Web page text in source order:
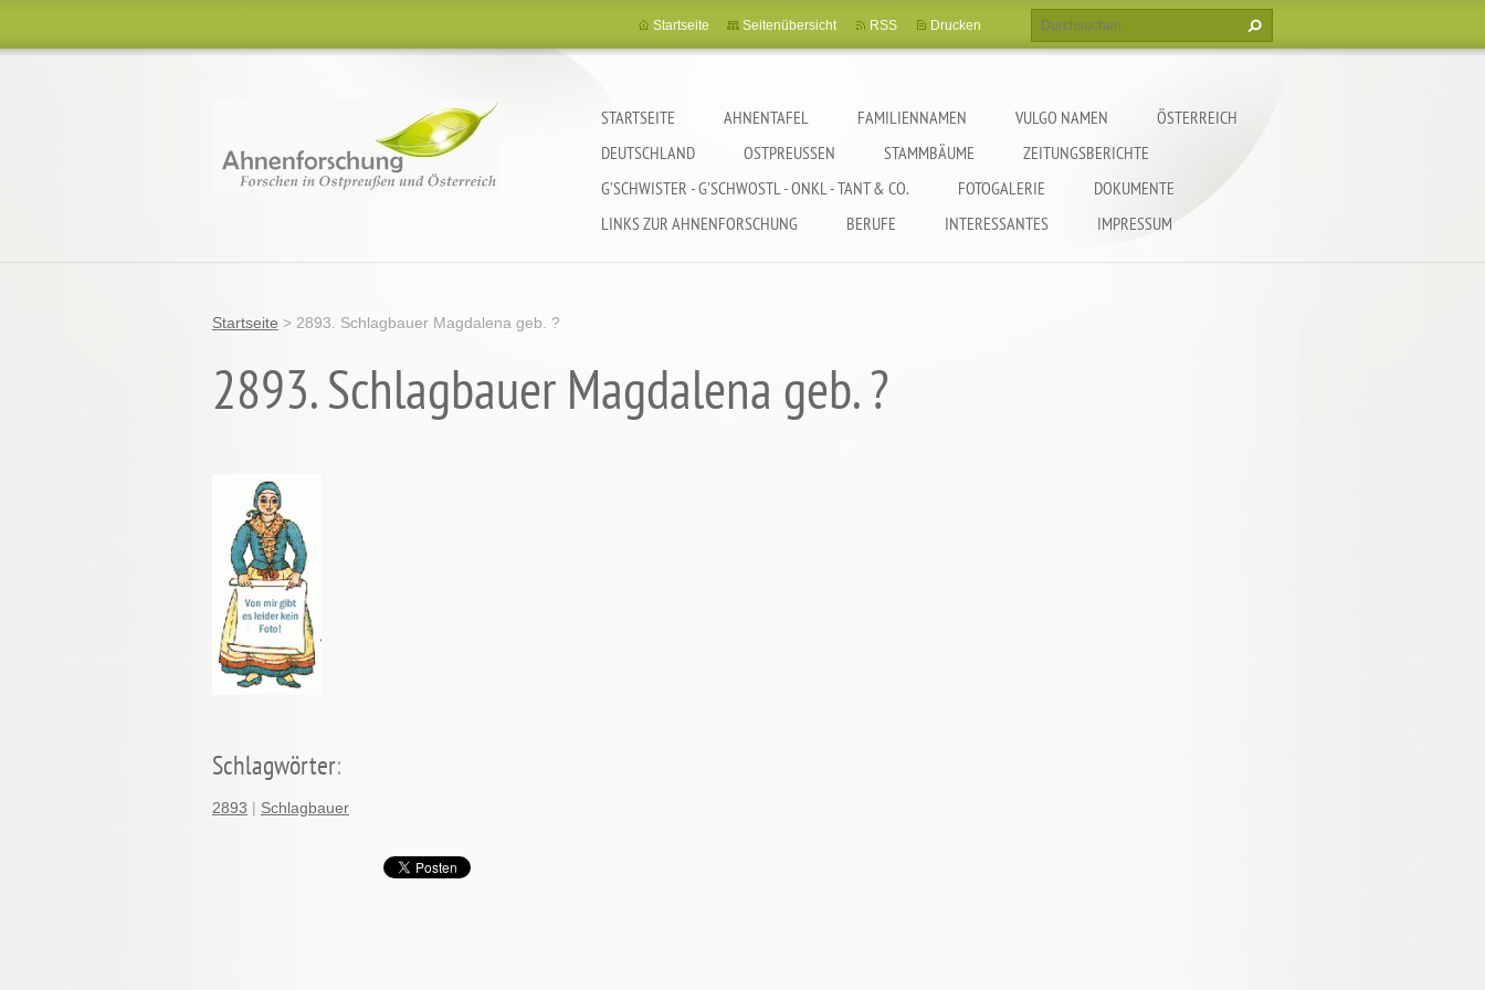
STARTSEITE AHNENTAFEL FAMILIENNAMEN VULGO NAMEN
ÖSTERREICH
DEUTSCHLAND
OSTPREUSSEN STAMMBÄUME
ZEITUNGSBERICHTE
G'SCHWISTER - G'SCHWOSTL - ONKL - TANT & CO.
FOTOGALERIE
DOKUMENTE
LINKS ZUR AHNENFORSCHUNG
BERUFE INTERESSANTES IMPRESSUM
Startseite Seitenübersicht RSS Drucken
Startseite > 2893. Schlagbauer Magdalena geb. ?
2893. Schlagbauer Magdalena geb. ?
Schlagwörter:
2893 | Schlagbauer